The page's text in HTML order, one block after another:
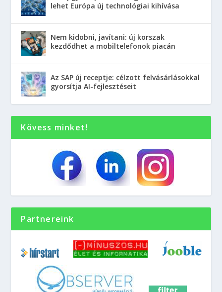
lehet Európa új technológiai kihívása
Nem kidobni, javítani: új korszak
kezdődhet a mobiltelefonok piacán
Az SAP új receptje: célzott felvásárlásokkal
gyorsítja AI-fejlesztéseit
Kövess minket!
Partnereink